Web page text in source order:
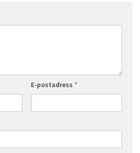
E-postadress *